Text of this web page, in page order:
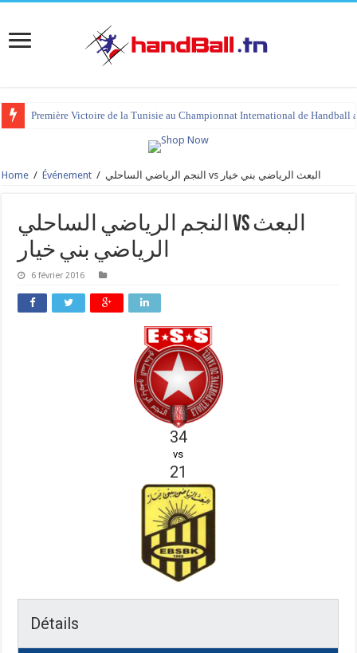
Première Victoire de la Tunisie au Championnat International de Handball
Home / Événement / النجم الرياضي الساحلي vs البعث الرياضي بني خيار
النجم الرياضي الساحلي vs البعث
الرياضي بني خيار
6 février 2016
34
vs
21
Détails